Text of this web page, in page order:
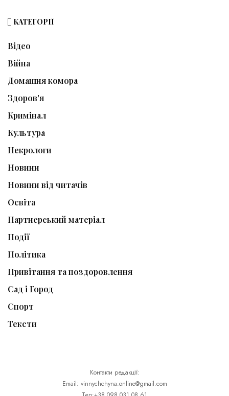
КАТЕГОРІЇ
Відео
Війна
Домашня комора
Здоров'я
Кримінал
Культура
Некрологи
Новини
Новини від читачів
Освіта
Партнерський матеріал
Події
Політика
Привітання та поздоровлення
Сад і Город
Спорт
Тексти
Контакти редакції:
Email: vinnychchyna.online@gmail.com